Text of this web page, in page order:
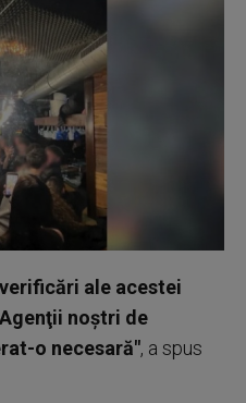
ale acestei
noştri de
o necesară", a spus